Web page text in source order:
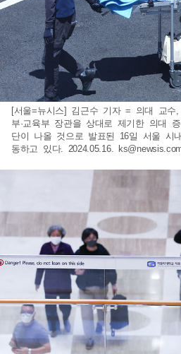
[서울=뉴시스] 김근수 기자 = 의대 교수
부·교육부 장관을 상대로 제기한 의대
단이 나올 것으로 발표된 16일 서울 시
동하고 있다. 2024.05.16.